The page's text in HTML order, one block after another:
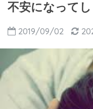
不安になって
2019/09/02